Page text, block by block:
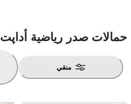
حمالات صدر رياضية أداپت
منقي